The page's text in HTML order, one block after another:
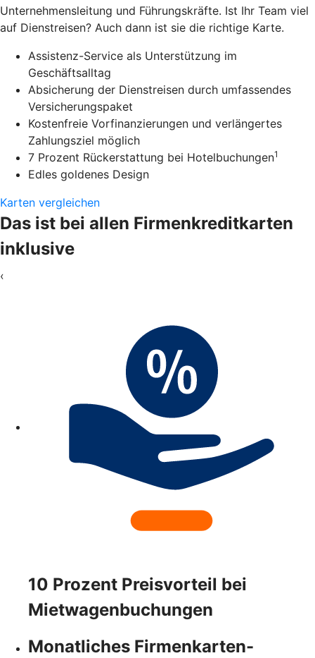
Unternehmensleitung und Führungskräfte. Ist Ihr Team viel
auf Dienstreisen? Auch dann ist sie die richtige Karte.
Assistenz-Service als Unterstützung im
Geschäftsalltag
Absicherung der Dienstreisen durch umfassendes
Versicherungspaket
Kostenfreie Vorfinanzierungen und verlängertes
Zahlungsziel möglich
7 Prozent Rückerstattung bei Hotelbuchungen1
Edles goldenes Design
Karten vergleichen
Das ist bei allen Firmenkreditkarten
inklusive
‹
10 Prozent Preisvorteil bei
Mietwagenbuchungen
Monatliches Firmenkarten-